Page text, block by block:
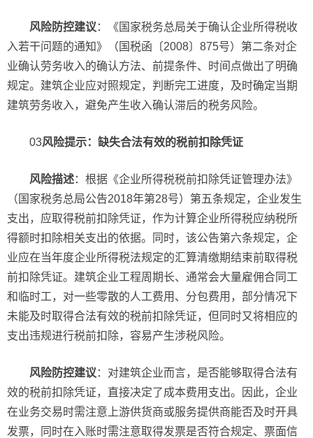
风险防控建议 ：《国家税务总局关于确认企业所得税收
入若干问题的通知》（国税函〔2008〕875号）第二条对企
业确认劳务收入的确认方法、前提条件、时间点做出了明确
规定。建筑企业应对照规定，判断完工进度，及时确定当期
建筑劳务收入，避免产生收入确认滞后的税务风险。
03风险提示：缺失合法有效的税前扣除凭证
风险描述：根据《企业所得税税前扣除凭证管理办法》
（国家税务总局公告2018年第28号）第五条规定，企业发生
支出，应取得税前扣除凭证，作为计算企业所得税应纳税所
得额时扣除相关支出的依据。同时，该公告第六条规定，企
业应在当年度企业所得税法规定的汇算清缴期结束前取得税
前扣除凭证。建筑企业工程周期长、通常会大量雇佣合同工
和临时工，对一些零散的人工费用、分包费用，部分情况下
未能及时取得合法有效的税前扣除凭证，但同时又将相应的
支出违规进行税前扣除，容易产生涉税风险。
风险防控建议 ：对建筑企业而言，是否能够取得合法有
效的税前扣除凭证，直接决定了成本费用支出。因此，企业
在业务交易时需注意上游供货商或服务提供商能否及时开具
发票，同时在入账时需注意取得发票是否符合规定、票面信